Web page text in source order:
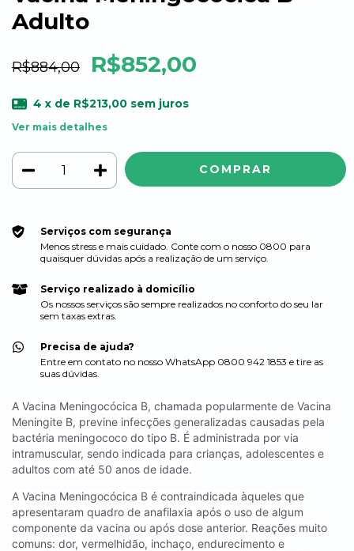
Adulto
R$884,00 R$852,00
4 x de R$213,00 sem juros
Ver mais detalhes
Serviços com segurança
Menos stress e mais cuidado. Conte com o nosso 0800 para
quaisquer dúvidas após a realização de um serviço.
Serviço realizado à domicílio
Os nossos serviços são sempre realizados no conforto do seu lar
sem taxas extras.
Precisa de ajuda?
Entre em contato no nosso WhatsApp 0800 942 1853 e tire as
suas dúvidas.
A Vacina Meningocócica B, chamada popularmente de Vacina
Meningite B, previne infecções generalizadas causadas pela
bactéria meningococo do tipo B. É administrada por via
intramuscular, sendo indicada para crianças, adolescentes e
adultos com até 50 anos de idade.
A Vacina Meningocócica B é contraindicada àqueles que
apresentaram quadro de anafilaxia após o uso de algum
componente da vacina ou após dose anterior. Reações muito
comuns: dor, vermelhidão, inchaço, endurecimento e